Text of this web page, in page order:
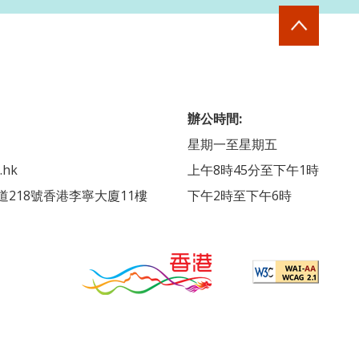
218號香港李寧大廈11樓
辦公時間:
星期一至星期五
上午8時45分至下午1時
下午2時至下午6時